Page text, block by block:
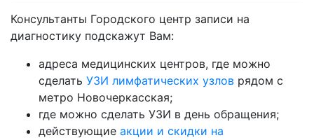
Консультанты Городского центр записи на
диагностику подскажут Вам:
адреса медицинских центров, где можно
сделать УЗИ лимфатических узлов рядом с
метро Новочеркасская;
где можно сделать УЗИ в день обращения;
действующие акции и скидки на